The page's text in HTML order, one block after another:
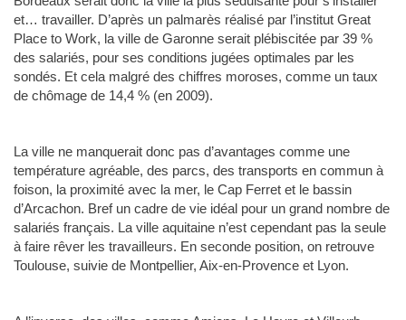
et… travailler. D’après un palmarès réalisé par l’institut Great
Place to Work, la ville de Garonne serait plébiscitée par 39 %
des salariés, pour ses conditions jugées optimales par les
sondés. Et cela malgré des chiffres moroses, comme un taux
de chômage de 14,4 % (en 2009).
La ville ne manquerait donc pas d’avantages comme une
température agréable, des parcs, des transports en commun à
foison, la proximité avec la mer, le Cap Ferret et le bassin
d’Arcachon. Bref un cadre de vie idéal pour un grand nombre de
salariés français. La ville aquitaine n’est cependant pas la seule
à faire rêver les travailleurs. En seconde position, on retrouve
Toulouse, suivie de Montpellier, Aix-en-Provence et Lyon.